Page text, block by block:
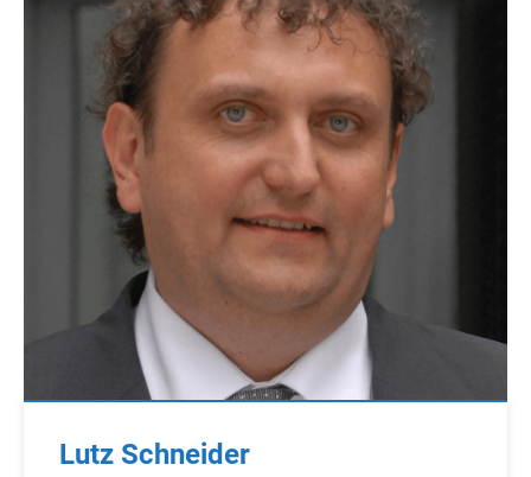
Lutz Schneider